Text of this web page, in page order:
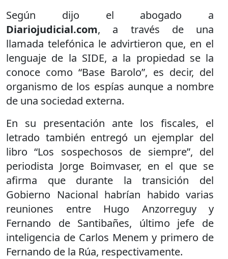
Según dijo el abogado a
Diariojudicial.com, a través de una
llamada telefónica le advirtieron que, en el
lenguaje de la SIDE, a la propiedad se la
conoce como “Base Barolo”, es decir, del
organismo de los espías aunque a nombre
de una sociedad externa.
En su presentación ante los fiscales, el
letrado también entregó un ejemplar del
libro “Los sospechosos de siempre”, del
periodista Jorge Boimvaser, en el que se
afirma que durante la transición del
Gobierno Nacional habrían habido varias
reuniones entre Hugo Anzorreguy y
Fernando de Santibañes, último jefe de
inteligencia de Carlos Menem y primero de
Fernando de la Rúa, respectivamente.